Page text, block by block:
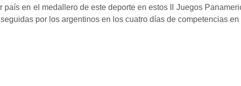
en el medallero de este deporte en estos II Juegos
por los argentinos en los cuatro días de competencias